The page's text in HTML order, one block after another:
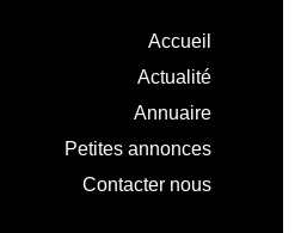
Accueil
Actualité
Annuaire
Petites annonces
Contacter nous